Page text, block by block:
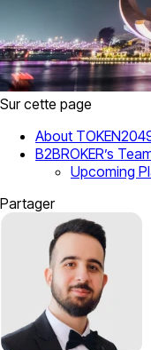
Sur cette page
About
B2BROKER’s
Upcoming
Partager